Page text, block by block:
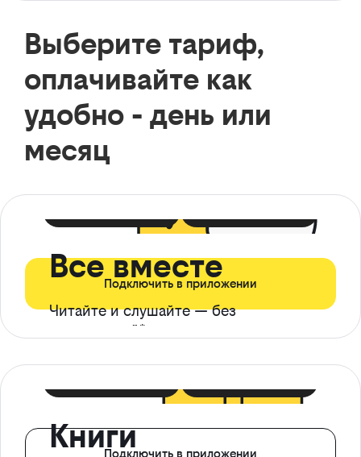
Выберите тариф,
оплачивайте как
удобно - день или
месяц
Все вместе
Читайте и слушайте — без
ограничений*
Подключить в приложении
КнигиПодключить в приложении